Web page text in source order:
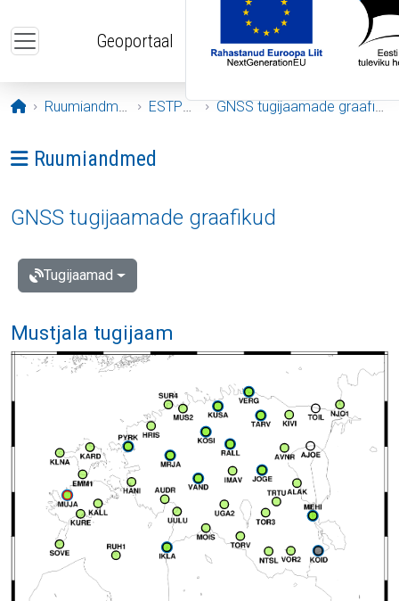
Geoportaal
Avaleht
Ruumiandmed ESTPOS GNSS tugijaamade graafikud
Ava menüü: Ruumiandmed
Ruumiandmed
GNSS tugijaamade graafikud
Tugijaamad
Mustjala tugijaam